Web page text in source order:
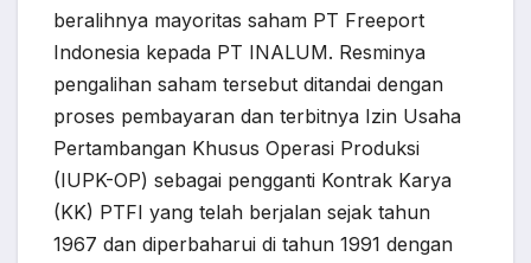
beralihnya mayoritas saham PT Freeport
Indonesia kepada PT INALUM. Resminya
pengalihan saham tersebut ditandai dengan
proses pembayaran dan terbitnya Izin Usaha
Pertambangan Khusus Operasi Produksi
(IUPK-OP) sebagai pengganti Kontrak Karya
(KK) PTFI yang telah berjalan sejak tahun
1967 dan diperbaharui di tahun 1991 dengan